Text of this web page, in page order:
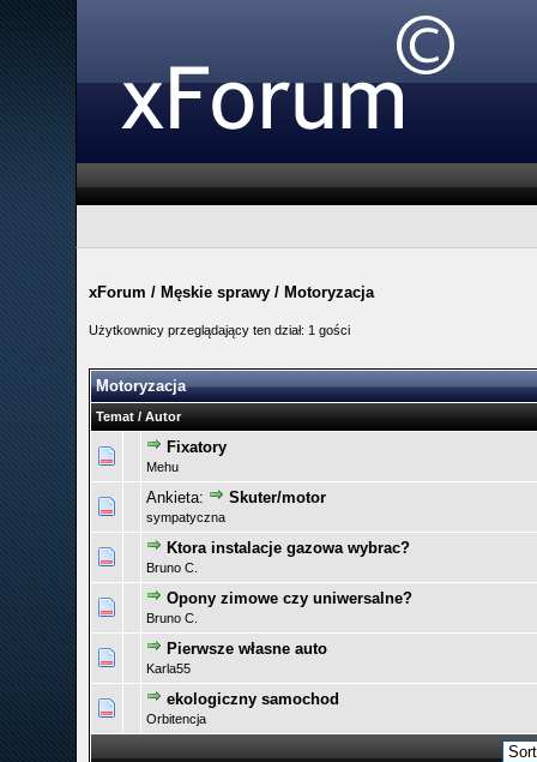
xForum / Męskie sprawy / Motoryzacja
Użytkownicy przeglądający ten dział: 1 gości
Motoryzacja
Temat/ Autor
Fixatory
Mehu
0 głosów - średnia ocena: 0 na 5 gwiazdek
123
Ankieta: Skuter/motor
sympatyczna
0 głosów - średnia ocena: 0 na 5 gwiazdek
345
Ktora instalacje gazowa wybrac?
Bruno C.
0 głosów - średnia ocena: 0 na 5 gwiazdek
1 2345
Opony zimowe czy uniwersalne?
Bruno C.
0 głosów - średnia ocena: 0 na 5 gwiazdek
12 3 4 5
Pierwsze własne auto
Karla55
0 głosów - średnia ocena: 0 na 5 gwiazdek
1234 5
ekologiczny samochod
Orbitencja
0 głosów - średnia ocena: 0 na 5 gwiazdek
1234 5